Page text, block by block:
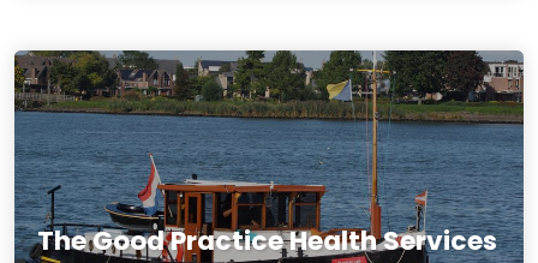
The Good Practice Health Services